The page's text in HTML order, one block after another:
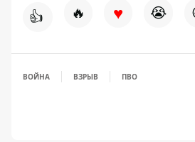
👍 🔥 ♥ 😭
ВОЙНА ВЗРЫВ ПВО